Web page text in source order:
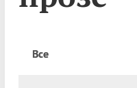
Все